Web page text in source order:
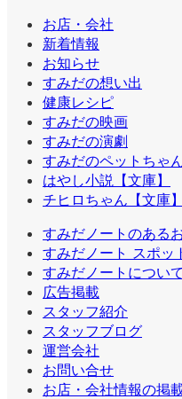
お店・会社
新着情報
お知らせ
すみだの想い出
健康レシピ
すみだの映画
すみだの演劇
すみだのペットちゃ
はやし小説【文庫】
チヒロちゃん【文庫】
すみだノートのある
すみだノート スポッ
すみだノートについて
広告掲載
スタッフ紹介
スタッフブログ
運営会社
お問い合せ
お店・会社情報の掲